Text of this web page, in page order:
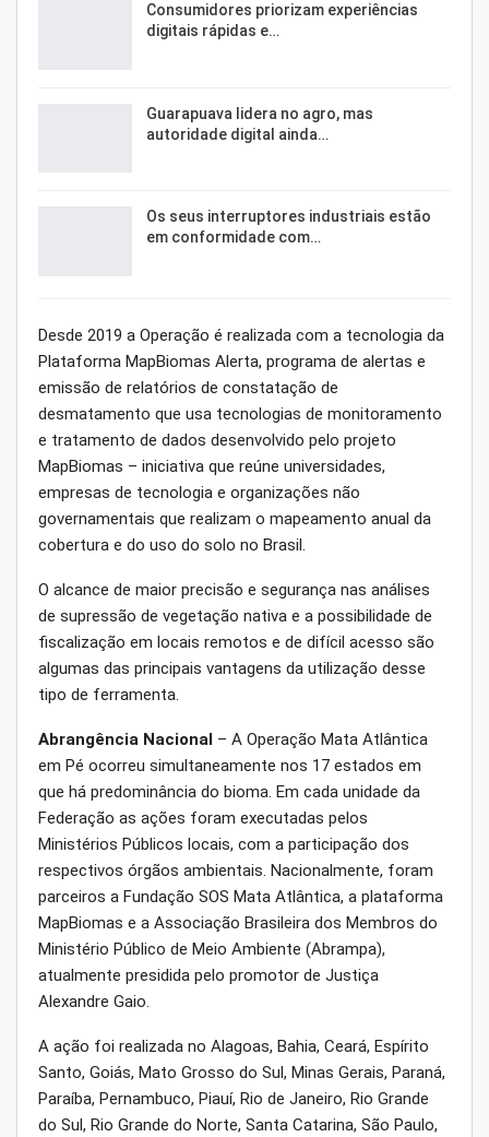
Consumidores priorizam experiências
digitais rápidas e…
Guarapuava lidera no agro, mas
autoridade digital ainda…
Os seus interruptores industriais estão
em conformidade com…
Desde 2019 a Operação é realizada com a tecnologia da
Plataforma MapBiomas Alerta, programa de alertas e
emissão de relatórios de constatação de
desmatamento que usa tecnologias de monitoramento
e tratamento de dados desenvolvido pelo projeto
MapBiomas – iniciativa que reúne universidades,
empresas de tecnologia e organizações não
governamentais que realizam o mapeamento anual da
cobertura e do uso do solo no Brasil.
O alcance de maior precisão e segurança nas análises
de supressão de vegetação nativa e a possibilidade de
fiscalização em locais remotos e de difícil acesso são
algumas das principais vantagens da utilização desse
tipo de ferramenta.
Abrangência Nacional – A Operação Mata Atlântica
em Pé ocorreu simultaneamente nos 17 estados em
que há predominância do bioma. Em cada unidade da
Federação as ações foram executadas pelos
Ministérios Públicos locais, com a participação dos
respectivos órgãos ambientais. Nacionalmente, foram
parceiros a Fundação SOS Mata Atlântica, a plataforma
MapBiomas e a Associação Brasileira dos Membros do
Ministério Público de Meio Ambiente (Abrampa),
atualmente presidida pelo promotor de Justiça
Alexandre Gaio.
A ação foi realizada no Alagoas, Bahia, Ceará, Espírito
Santo, Goiás, Mato Grosso do Sul, Minas Gerais, Paraná,
Paraíba, Pernambuco, Piauí, Rio de Janeiro, Rio Grande
do Sul, Rio Grande do Norte, Santa Catarina, São Paulo,